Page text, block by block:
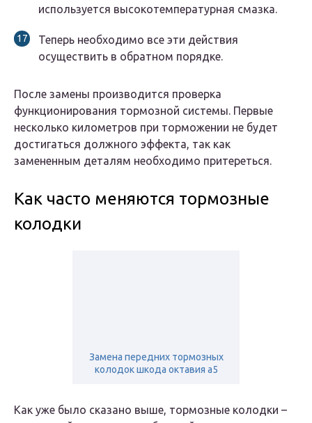
используется высокотемпературная смазка.
Теперь необходимо все эти действия
осуществить в обратном порядке.
После замены производится проверка
функционирования тормозной системы. Первые
несколько километров при торможении не будет
достигаться должного эффекта, так как
замененным деталям необходимо притереться.
Как часто меняются тормозные
колодки
Замена передних тормозных
колодок шкода октавия а5
Как уже было сказано выше, тормозные колодки –